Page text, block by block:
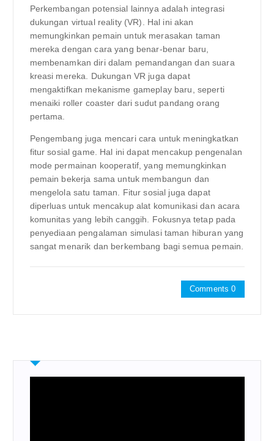
Perkembangan potensial lainnya adalah integrasi
dukungan virtual reality (VR). Hal ini akan
memungkinkan pemain untuk merasakan taman
mereka dengan cara yang benar-benar baru,
membenamkan diri dalam pemandangan dan suara
kreasi mereka. Dukungan VR juga dapat
mengaktifkan mekanisme gameplay baru, seperti
menaiki roller coaster dari sudut pandang orang
pertama.
Pengembang juga mencari cara untuk meningkatkan
fitur sosial game. Hal ini dapat mencakup pengenalan
mode permainan kooperatif, yang memungkinkan
pemain bekerja sama untuk membangun dan
mengelola satu taman. Fitur sosial juga dapat
diperluas untuk mencakup alat komunikasi dan acara
komunitas yang lebih canggih. Fokusnya tetap pada
penyediaan pengalaman simulasi taman hiburan yang
sangat menarik dan berkembang bagi semua pemain.
Comments 0